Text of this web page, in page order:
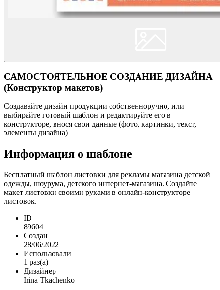
САМОСТОЯТЕЛЬНОЕ СОЗДАНИЕ ДИЗАЙНА
(Конструктор макетов)
Создавайте дизайн продукции собственноручно, или
выбирайте готовый шаблон и редактируйте его в
конструкторе, внося свои данные (фото, картинки, текст,
элементы дизайна)
Информация о шаблоне
Бесплатный шаблон листовки для рекламы магазина детской
одежды, шоурума, детского интернет-магазина. Создайте
макет листовки своими руками в онлайн-конструкторе
листовок.
ID
89604
Создан
28/06/2022
Использовали
1 раз(а)
Дизайнер
Irina Tkachenko